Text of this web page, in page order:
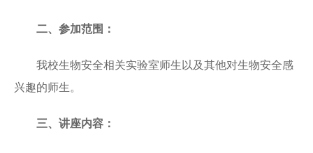
二、参加范围：
我校生物安全相关实验室师生以及其他对生物安全感
兴趣的师生。
三、讲座内容：